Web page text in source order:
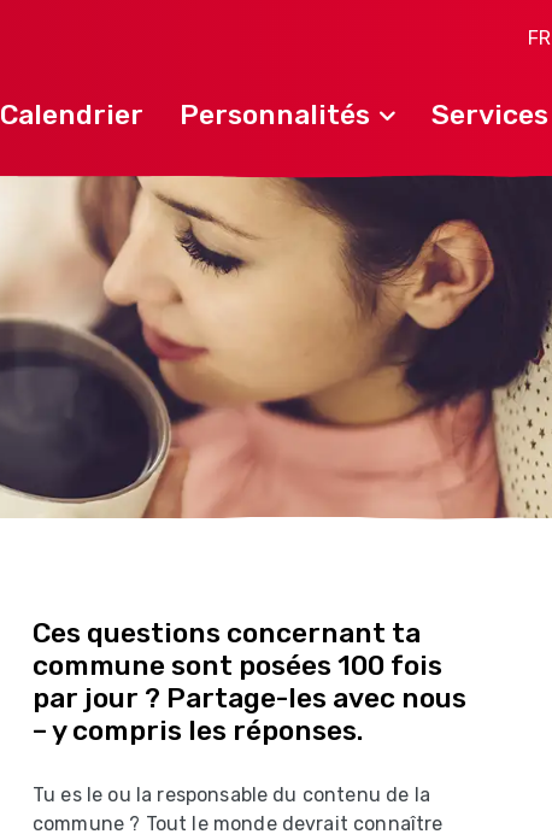
FR
Calendrier Personnalités Services
Ces questions concernant ta
commune sont posées 100 fois
par jour ? Partage-les avec nous
– y compris les réponses.
Tu es le ou la responsable du contenu de la
commune ? Tout le monde devrait connaître